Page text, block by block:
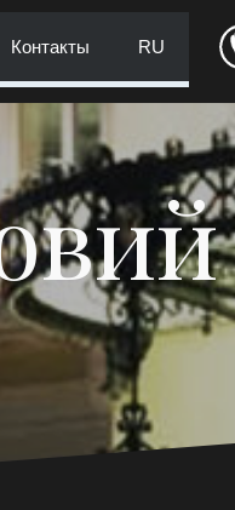
Контакты RU